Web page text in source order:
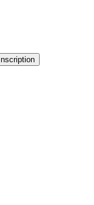
Inscription